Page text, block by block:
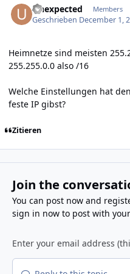
Unexpected Members
Geschrieben December 1,
Heimnetze sind meisten
255.255.0.0 also /16
Welche Einstellungen hat
feste IP gibst?
Zitieren
Join the
You can post now and
sign in nowto post with